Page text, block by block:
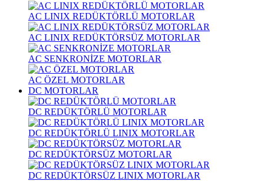
AC LINIX REDÜKTÖRLÜ MOTORLAR
AC LINIX REDÜKTÖRSÜZ MOTORLAR
AC SENKRONİZE MOTORLAR
AC ÖZEL MOTORLAR
DC MOTORLAR
DC REDÜKTÖRLÜ MOTORLAR
DC REDÜKTÖRLÜ LINIX MOTORLAR
DC REDÜKTÖRSÜZ MOTORLAR
DC REDÜKTÖRSÜZ LINIX MOTORLAR